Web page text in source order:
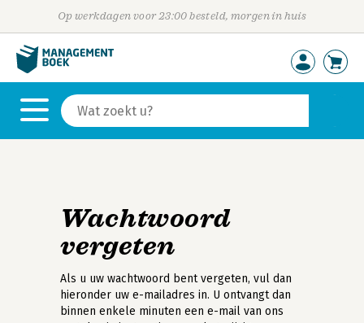
Op werkdagen voor 23:00 besteld, morgen in huis
Wachtwoord
vergeten
Als u uw wachtwoord bent vergeten, vul dan
hieronder uw e-mailadres in. U ontvangt dan
binnen enkele minuten een e-mail van ons